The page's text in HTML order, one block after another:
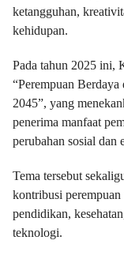
ketangguhan,
kehidupan.
Pada tahun 2025 ini,
“Perempuan
2045”, yang
penerima manfaat
perubahan sosial dan
Tema tersebut
kontribusi
pendidikan,
teknologi.